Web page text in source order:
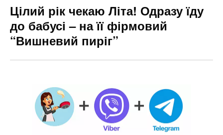
Цілий рік чекаю Літа! Одразу їду
до бабусі – на її фірмовий
“Вишневий пиріг”